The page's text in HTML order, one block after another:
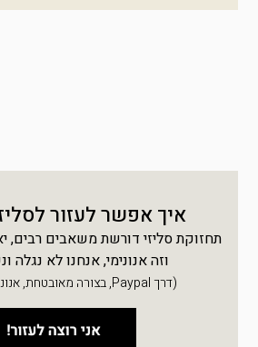
איך אפשר לעזור
תחזוקת סליזי דורשת משאבים רבים,
וזה אנונימי, אנחנו לא נגלה
(דרך Paypal, בצורה מאובטחת, אנונימית ומהירה)